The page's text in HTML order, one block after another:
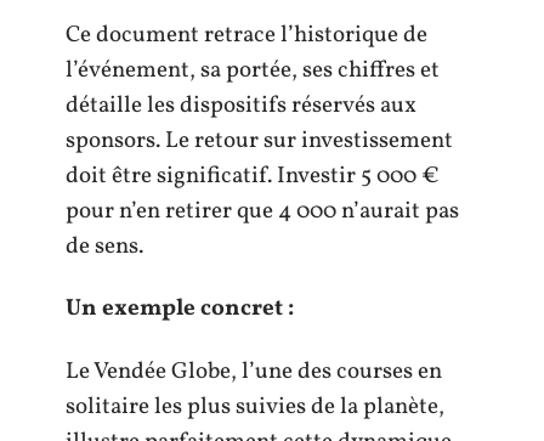
Ce document retrace l’historique de
l’événement, sa portée, ses chiffres et
détaille les dispositifs réservés aux
sponsors. Le retour sur investissement
doit être significatif. Investir 5 000 €
pour n’en retirer que 4 000 n’aurait pas
de sens.
Un exemple concret :
Le Vendée Globe, l’une des courses en
solitaire les plus suivies de la planète,